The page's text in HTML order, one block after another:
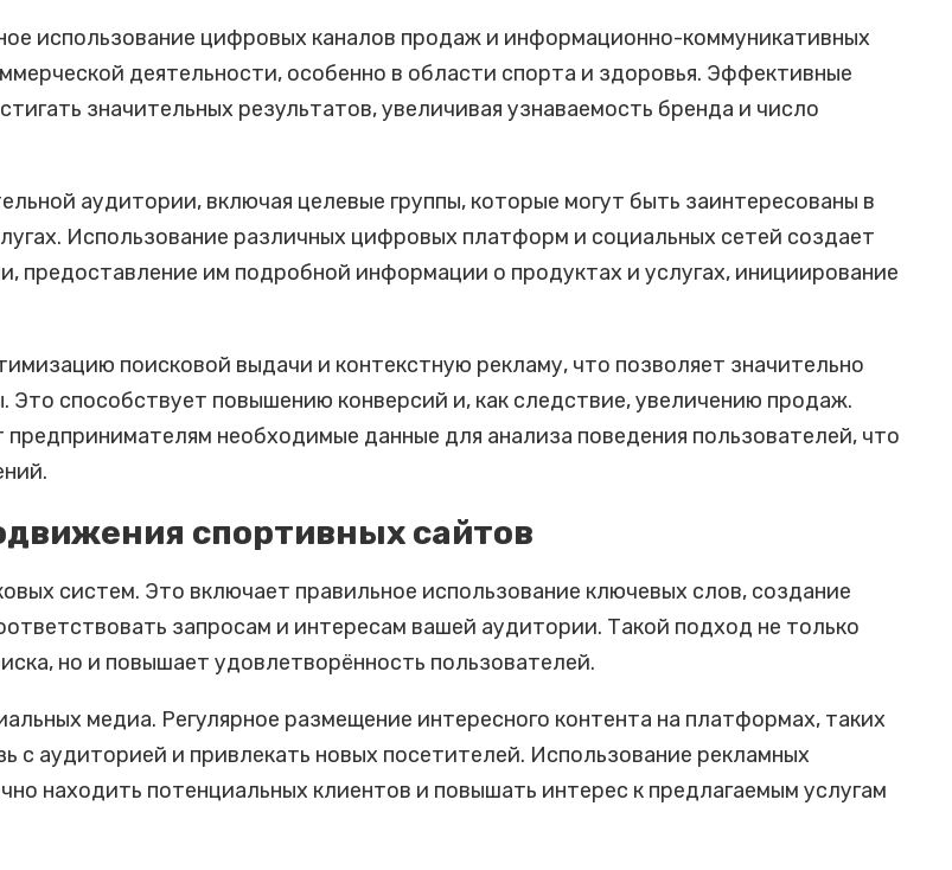
использование цифровых каналов продаж и информационно-коммуникативных
деятельности, особенно в области спорта и здоровья. Эффективные
значительных результатов, увеличивая узнаваемость бренда и число
аудитории, включая целевые группы, которые могут быть заинтересованы в
Использование различных цифровых платформ и социальных сетей создает
предоставление им подробной информации о продуктах и услугах, инициирование
поисковой выдачи и контекстную рекламу, что позволяет значительно
Это способствует повышению конверсий и, как следствие, увеличению продаж.
необходимые данные для анализа поведения пользователей, что
спортивных сайтов
систем. Это включает правильное использование ключевых слов, создание
запросам и интересам вашей аудитории. Такой подход не только
но и повышает удовлетворённость пользователей.
медиа. Регулярное размещение интересного контента на платформах, таких
с аудиторией и привлекать новых посетителей. Использование рекламных
находить потенциальных клиентов и повышать интерес к предлагаемым услугам